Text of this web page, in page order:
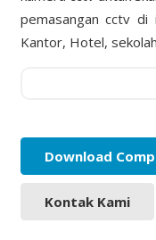
pemasangan cctv
Kantor, Hotel,
Download
Kontak Kami